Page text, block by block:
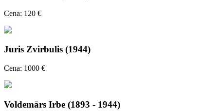
Cena: 120 €
Juris Zvirbulis (1944)
Cena: 1000 €
Voldemārs Irbe (1893 - 1944)